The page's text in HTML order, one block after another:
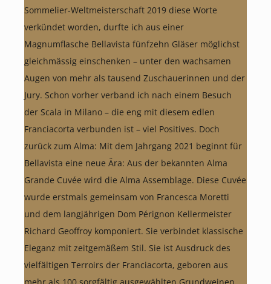
Sommelier-Weltmeisterschaft 2019 diese Worte
verkündet worden, durfte ich aus einer
Magnumflasche Bellavista fünfzehn Gläser möglichst
gleichmässig einschenken – unter den wachsamen
Augen von mehr als tausend Zuschauerinnen und der
Jury. Schon vorher verband ich nach einem Besuch
der Scala in Milano – die eng mit diesem edlen
Franciacorta verbunden ist – viel Positives. Doch
zurück zum Alma: Mit dem Jahrgang 2021 beginnt für
Bellavista eine neue Ära: Aus der bekannten Alma
Grande Cuvée wird die Alma Assemblage. Diese Cuvée
wurde erstmals gemeinsam von Francesca Moretti
und dem langjährigen Dom Pérignon Kellermeister
Richard Geoffroy komponiert. Sie verbindet klassische
Eleganz mit zeitgemäßem Stil. Sie ist Ausdruck des
vielfältigen Terroirs der Franciacorta, geboren aus